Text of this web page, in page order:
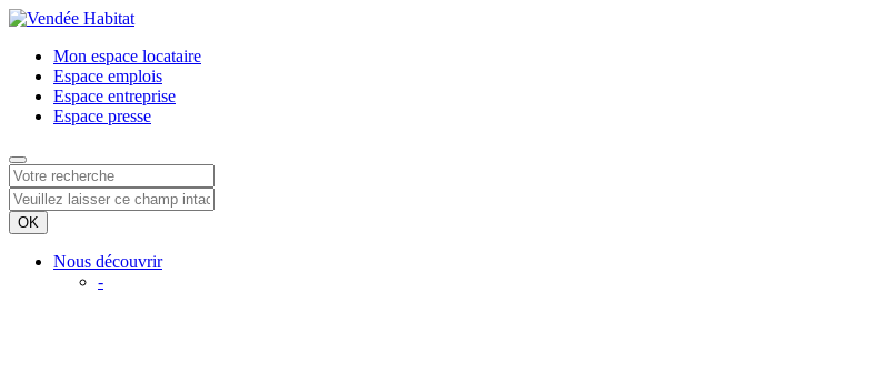
Mon espace locataire
Espace emplois
Espace entreprise
Espace presse
Nous découvrir
-